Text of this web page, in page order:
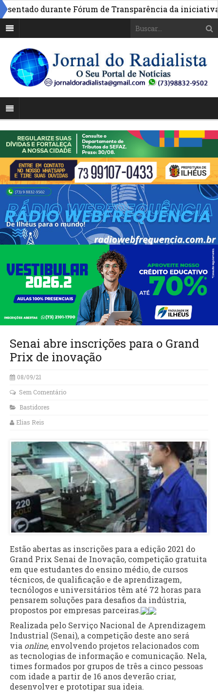
durante Fórum de Transparência da iniciativa
Senai abre inscrições para o Grand
Prix de inovação
08/09/21
Sem Comentário
Bastidores
Elias Reis
Estão abertas as inscrições para a edição 2021 do
Grand Prix Senai de Inovação, competição gratuita
em que estudantes do ensino médio, de cursos
técnicos, de qualificação e de aprendizagem,
tecnólogos e universitários têm até 72 horas para
pensarem soluções para desafios da indústria,
propostos por empresas parceiras.
Realizada pelo Serviço Nacional de Aprendizagem
Industrial (Senai), a competição deste ano será
via online, envolvendo projetos relacionados com
as tecnologias de informação e comunicação. Nela,
times formados por grupos de três a cinco pessoas
com idade a partir de 16 anos deverão criar,
desenvolver e prototipar sua ideia.